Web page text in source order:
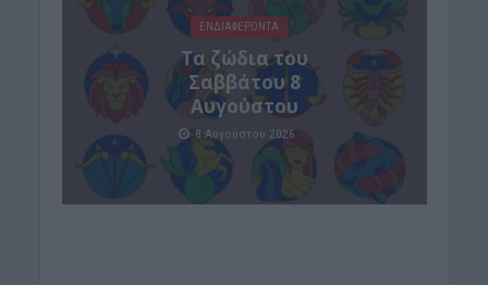
ΕΝΔΙΑΦΕΡΟΝΤΑ
Tα ζώδια του
Σαββάτου 8
Αυγούστου
8 Αυγούστου 2026